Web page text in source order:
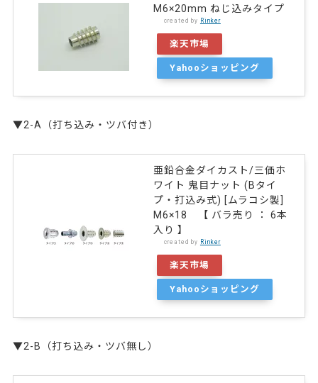
M6×20mm ねじ込みタイプ
created by Rinker
楽天市場
Yahooショッピング
▼2-A（打ち込み・ツバ付き）
亜鉛合金ダイカスト/三価ホ
ワイト 鬼目ナット (Bタイ
プ・打込み式) [ムラコシ製]
M6×18 【 バラ売り ： 6本
入り 】
created by Rinker
楽天市場
Yahooショッピング
▼2-B（打ち込み・ツバ無し）